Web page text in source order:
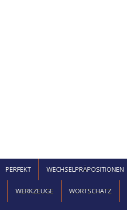
PERFEKT WECHSELPRÄPOSITIONEN
WERKZEUGE WORTSCHATZ